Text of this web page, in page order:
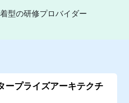
の研修プロバイダー
ープライズアーキテクチ